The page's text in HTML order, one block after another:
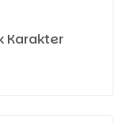
Karakter